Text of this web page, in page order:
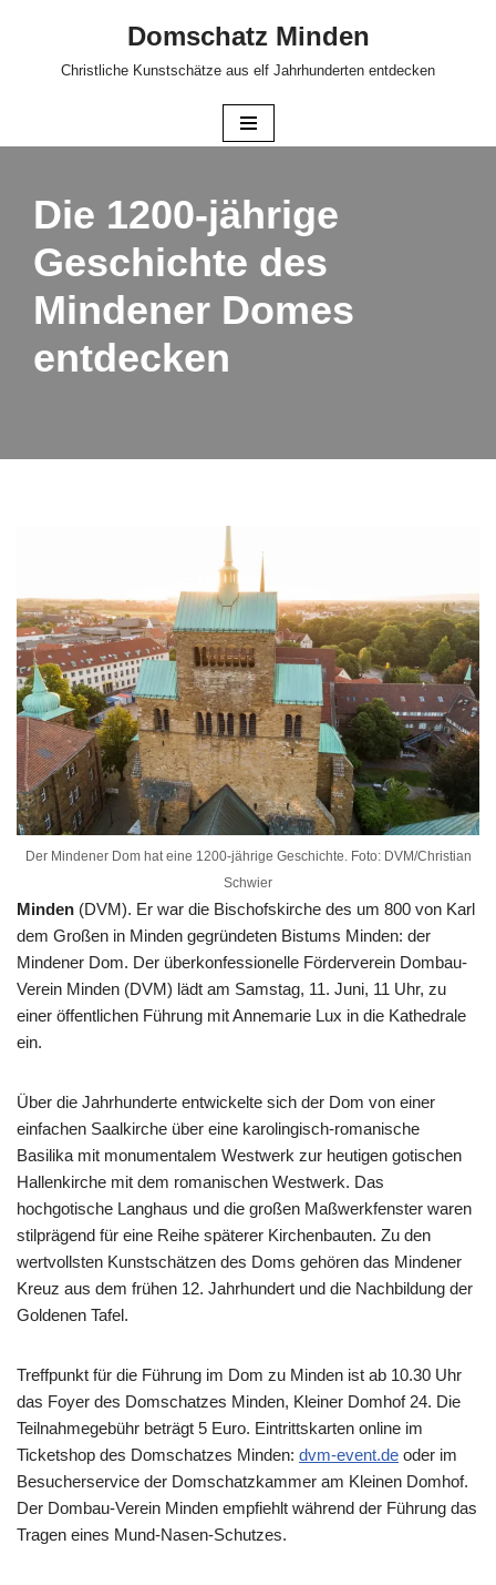
Domschatz Minden
Christliche Kunstschätze aus elf Jahrhunderten entdecken
Die 1200-jährige
Geschichte des
Mindener Domes
entdecken
Der Mindener Dom hat eine 1200-jährige Geschichte. Foto: DVM/Christian
Schwier
Minden (DVM). Er war die Bischofskirche des um 800 von Karl
dem Großen in Minden gegründeten Bistums Minden: der
Mindener Dom. Der überkonfessionelle Förderverein Dombau-
Verein Minden (DVM) lädt am Samstag, 11. Juni, 11 Uhr, zu
einer öffentlichen Führung mit Annemarie Lux in die Kathedrale
ein.
Über die Jahrhunderte entwickelte sich der Dom von einer
einfachen Saalkirche über eine karolingisch-romanische
Basilika mit monumentalem Westwerk zur heutigen gotischen
Hallenkirche mit dem romanischen Westwerk. Das
hochgotische Langhaus und die großen Maßwerkfenster waren
stilprägend für eine Reihe späterer Kirchenbauten. Zu den
wertvollsten Kunstschätzen des Doms gehören das Mindener
Kreuz aus dem frühen 12. Jahrhundert und die Nachbildung der
Goldenen Tafel.
Treffpunkt für die Führung im Dom zu Minden ist ab 10.30 Uhr
das Foyer des Domschatzes Minden, Kleiner Domhof 24. Die
Teilnahmegebühr beträgt 5 Euro. Eintrittskarten online im
Ticketshop des Domschatzes Minden: dvm-event.de oder im
Besucherservice der Domschatzkammer am Kleinen Domhof.
Der Dombau-Verein Minden empfiehlt während der Führung das
Tragen eines Mund-Nasen-Schutzes.